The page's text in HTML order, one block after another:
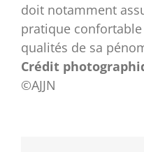
doit notamment
pratique
qualités de sa
Crédit
©AJJN